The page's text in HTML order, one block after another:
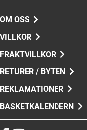
OM OSS
VILLKOR
FRAKTVILLKOR
RETURER / BYTEN
REKLAMATIONER
BASKETKALENDERN